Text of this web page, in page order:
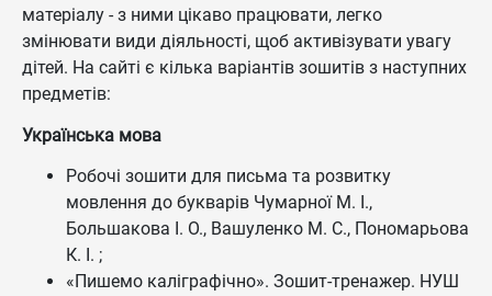
матеріалу - з ними цікаво працювати, легко
змінювати види діяльності, щоб активізувати увагу
дітей. На сайті є кілька варіантів зошитів з наступних
предметів:
Українська мова
Робочі зошити для письма та розвитку
мовлення до букварів Чумарної М. І.,
Большакова І. О., Вашуленко М. С., Пономарьова
К. І. ;
«Пишемо каліграфічно». Зошит-тренажер. НУШ